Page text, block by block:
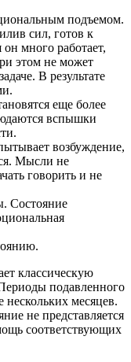
подъемом.
сил, готов к
много работает,
этом не может
В результате
еще более
вспышки
возбуждение,
Мысли не
говорить и не
Состояние
классическую
подавленного
нескольких месяцев.
не представляется
соответствующих